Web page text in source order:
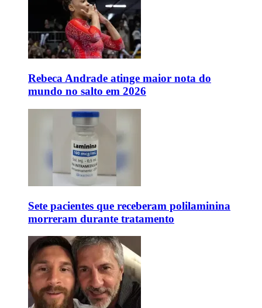
Rebeca Andrade atinge maior nota do
mundo no salto em 2026
Sete pacientes que receberam polilaminina
morreram durante tratamento